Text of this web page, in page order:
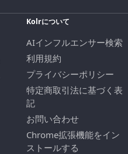
Kolrについて
AIインフルエンサー検索
利用規約
プライバシーポリシー
特定商取引法に基づく表
記
お問い合わせ
Chrome拡張機能をイン
ストールする